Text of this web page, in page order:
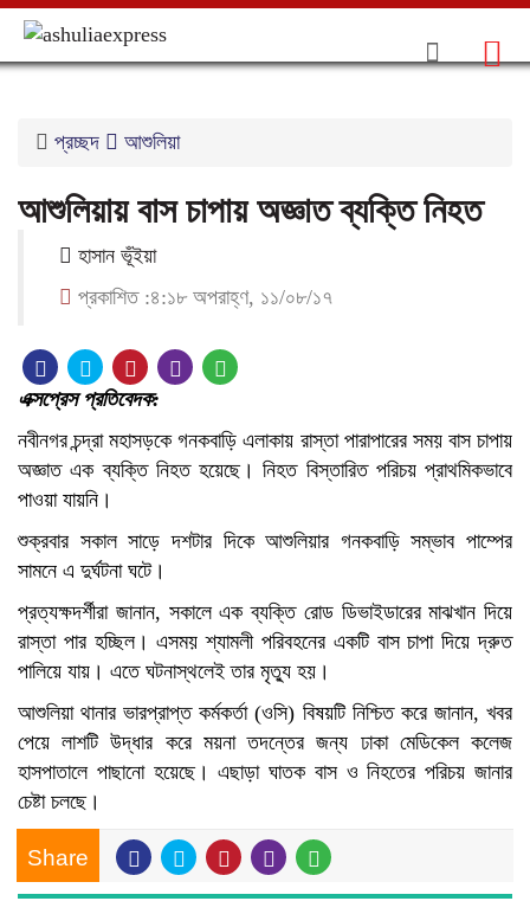
প্রচ্ছদ আশুলিয়া
আশুলিয়ায় বাস চাপায় অজ্ঞাত ব্যক্তি নিহত
হাসান ভূঁইয়া
প্রকাশিত :৪:১৮ অপরাহ্ণ, ১১/০৮/১৭
এক্সপ্রেস প্রতিবেদক:
নবীনগর চন্দ্রা মহাসড়কে গনকবাড়ি এলাকায় রাস্তা পারাপারের সময় বাস চাপায়
অজ্ঞাত এক ব্যক্তি নিহত হয়েছে। নিহত বিস্তারিত পরিচয় প্রাথমিকভাবে
পাওয়া যায়নি।
শুক্রবার সকাল সাড়ে দশটার দিকে আশুলিয়ার গনকবাড়ি সম্ভাব পাম্পের
সামনে এ দুর্ঘটনা ঘটে।
প্রত্যক্ষদর্শীরা জানান, সকালে এক ব্যক্তি রোড ডিভাইডারের মাঝখান দিয়ে
রাস্তা পার হচ্ছিল। এসময় শ্যামলী পরিবহনের একটি বাস চাপা দিয়ে দ্রুত
পালিয়ে যায়। এতে ঘটনাস্থলেই তার মৃত্যু হয়।
আশুলিয়া থানার ভারপ্রাপ্ত কর্মকর্তা (ওসি) বিষয়টি নিশ্চিত করে জানান, খবর
পেয়ে লাশটি উদ্ধার করে ময়না তদন্তের জন্য ঢাকা মেডিকেল কলেজ
হাসপাতালে পাছানো হয়েছে। এছাড়া ঘাতক বাস ও নিহতের পরিচয় জানার
চেষ্টা চলছে।
Share